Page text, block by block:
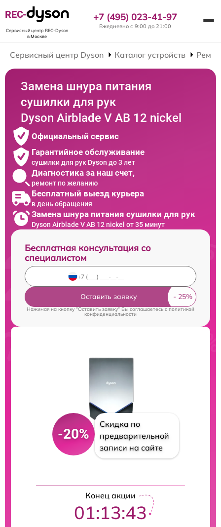
REC-
Сервисный центр REC-Dyson
в Москве
+7 (495) 023-41-97
Ежедневно с 9:00 до 21:00
Сервисный центр Dyson Каталог устройств
Замена шнура питания
сушилки для рук
Dyson Airblade V AB 12 nickel
Официальный сервис
Гарантийное обслуживание
сушилки для рук Dyson до 3 лет
Диагностика за наш счет,
ремонт по желанию
Бесплатный выезд курьера
в день обращения
Замена шнура питания сушилки для рук
Dyson Airblade V AB 12 nickel от 35 минут
Бесплатная консультация со
специалистом
Оставить заявку
Нажимая на кнопку "Оставить заявку" Вы соглашаетесь cполитикой
конфиденциальности
-20%
Скидка по
предварительной
записи на сайте
Конец акции
01:13:42